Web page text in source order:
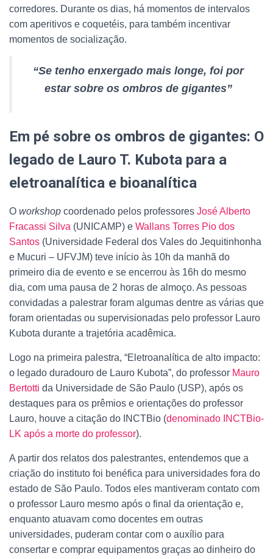
corredores. Durante os dias, há momentos de intervalos
com aperitivos e coquetéis, para também incentivar
momentos de socialização.
“Se tenho enxergado mais longe, foi por
estar sobre os ombros de gigantes”
Em pé sobre os ombros de gigantes: O
legado de Lauro T. Kubota para a
eletroanalítica e bioanalítica
O workshop coordenado pelos professores José Alberto
Fracassi Silva (UNICAMP) e Wallans Torres Pio dos
Santos (Universidade Federal dos Vales do Jequitinhonha
e Mucuri – UFVJM) teve início às 10h da manhã do
primeiro dia de evento e se encerrou às 16h do mesmo
dia, com uma pausa de 2 horas de almoço. As pessoas
convidadas a palestrar foram algumas dentre as várias que
foram orientadas ou supervisionadas pelo professor Lauro
Kubota durante a trajetória acadêmica.
Logo na primeira palestra, “Eletroanalítica de alto impacto:
o legado duradouro de Lauro Kubota”, do professor Mauro
Bertotti da Universidade de São Paulo (USP), após os
destaques para os prêmios e orientações do professor
Lauro, houve a citação do INCTBio (denominado INCTBio-
LK após a morte do professor).
A partir dos relatos dos palestrantes, entendemos que a
criação do instituto foi benéfica para universidades fora do
estado de São Paulo. Todos eles mantiveram contato com
o professor Lauro mesmo após o final da orientação e,
enquanto atuavam como docentes em outras
universidades, puderam contar com o auxílio para
consertar e comprar equipamentos graças ao dinheiro do